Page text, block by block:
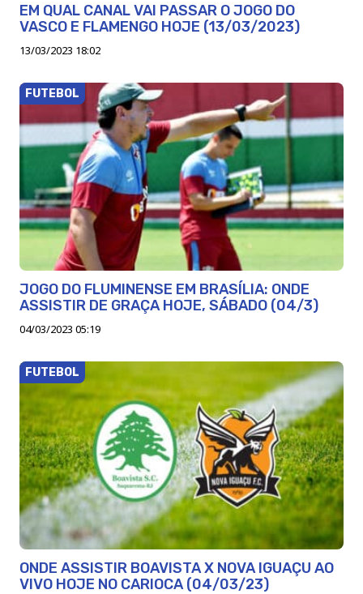
EM QUAL CANAL VAI PASSAR O JOGO DO
VASCO E FLAMENGO HOJE (13/03/2023)
13/03/2023 18:02
FUTEBOL
JOGO DO FLUMINENSE EM BRASÍLIA: ONDE
ASSISTIR DE GRAÇA HOJE, SÁBADO (04/3)
04/03/2023 05:19
FUTEBOL
ONDE ASSISTIR BOAVISTA X NOVA IGUAÇU AO
VIVO HOJE NO CARIOCA (04/03/23)